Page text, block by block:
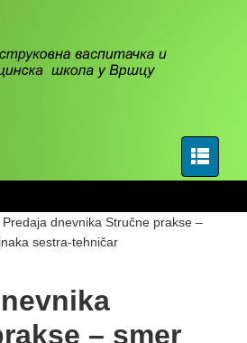
Predaja dnevnika Stručne prakse –
sestra-tehničar
– smer